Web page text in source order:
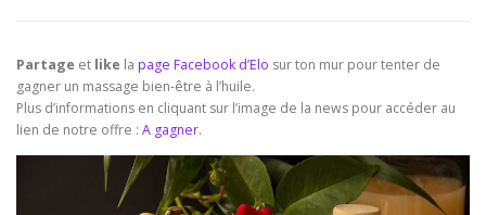
Partage et like la page Facebook d’Elo sur ton mur pour tenter de
gagner un massage bien-être à l’huile.
Plus d’informations en cliquant sur l’image de la news pour accéder au
lien de notre offre : A gagner.